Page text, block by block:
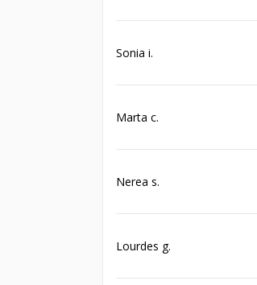
Sonia i.
Marta c.
Nerea s.
Lourdes g.